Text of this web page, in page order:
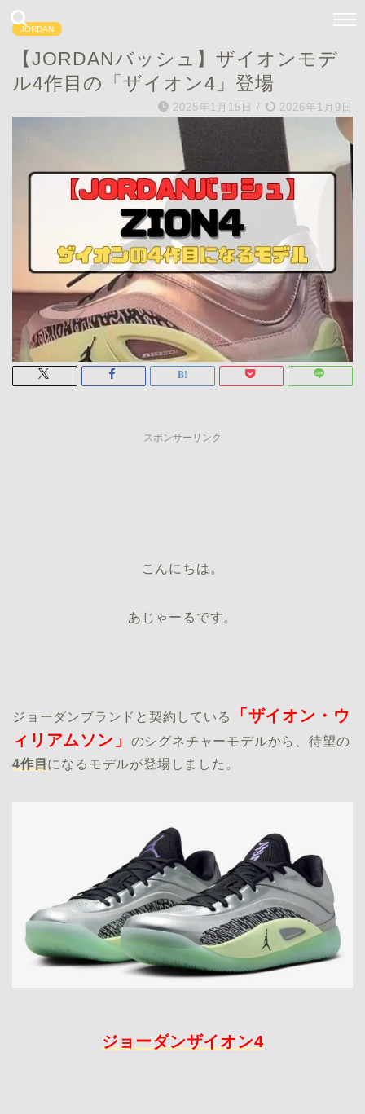
JORDAN
【JORDANバッシュ】ザイオンモデ
ル4作目の「ザイオン4」登場
2025年1月15日 / 2026年1月9日
スポンサーリンク
こんにちは。
あじゃーるです。
ジョーダンブランドと契約している
「ザイオン・ウ
ィリアムソン」
のシグネチャーモデルから、待望の
4作目 になるモデルが登場しました。
ジョーダンザイオン4